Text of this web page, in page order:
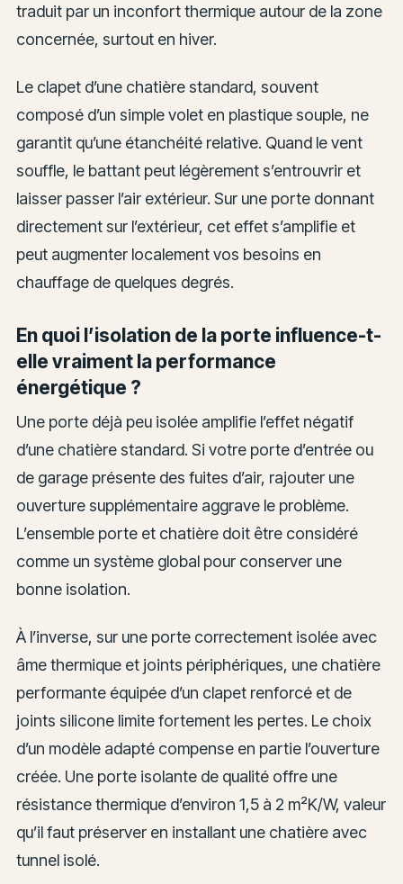
traduit par un inconfort thermique autour de la zone
concernée, surtout en hiver.
Le clapet d’une chatière standard, souvent
composé d’un simple volet en plastique souple, ne
garantit qu’une étanchéité relative. Quand le vent
souffle, le battant peut légèrement s’entrouvrir et
laisser passer l’air extérieur. Sur une porte donnant
directement sur l’extérieur, cet effet s’amplifie et
peut augmenter localement vos besoins en
chauffage de quelques degrés.
En quoi l’isolation de la porte influence-t-
elle vraiment la performance
énergétique ?
Une porte déjà peu isolée amplifie l’effet négatif
d’une chatière standard. Si votre porte d’entrée ou
de garage présente des fuites d’air, rajouter une
ouverture supplémentaire aggrave le problème.
L’ensemble porte et chatière doit être considéré
comme un système global pour conserver une
bonne isolation.
À l’inverse, sur une porte correctement isolée avec
âme thermique et joints périphériques, une chatière
performante équipée d’un clapet renforcé et de
joints silicone limite fortement les pertes. Le choix
d’un modèle adapté compense en partie l’ouverture
créée. Une porte isolante de qualité offre une
résistance thermique d’environ 1,5 à 2 m²K/W, valeur
qu’il faut préserver en installant une chatière avec
tunnel isolé.